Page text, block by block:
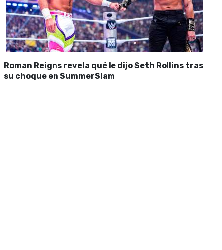
Roman Reigns revela qué le dijo Seth Rollins tras
su choque en SummerSlam